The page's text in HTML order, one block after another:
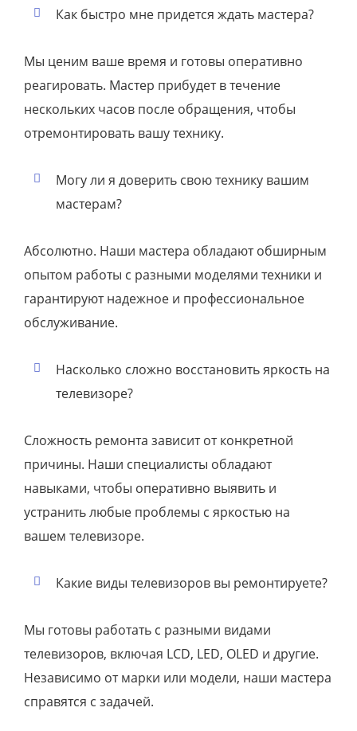
Как быстро мне придется ждать мастера?
Мы ценим ваше время и готовы оперативно
реагировать. Мастер прибудет в течение
нескольких часов после обращения, чтобы
отремонтировать вашу технику.
Могу ли я доверить свою технику вашим
мастерам?
Абсолютно. Наши мастера обладают обширным
опытом работы с разными моделями техники и
гарантируют надежное и профессиональное
обслуживание.
Насколько сложно восстановить яркость на
телевизоре?
Сложность ремонта зависит от конкретной
причины. Наши специалисты обладают
навыками, чтобы оперативно выявить и
устранить любые проблемы с яркостью на
вашем телевизоре.
Какие виды телевизоров вы ремонтируете?
Мы готовы работать с разными видами
телевизоров, включая LCD, LED, OLED и другие.
Независимо от марки или модели, наши мастера
справятся с задачей.